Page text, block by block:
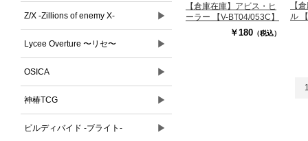
Z/X -Zillions of enemy X- ▶
Lycee Overture 〜リセ〜 ▶
OSICA ▶
神椿TCG ▶
ビルディバイド -ブライト- ▶
【倉庫在庫】アビス・ヒ
ーラー 【V-BT04/053C】
￥180 （税込）
【
ル